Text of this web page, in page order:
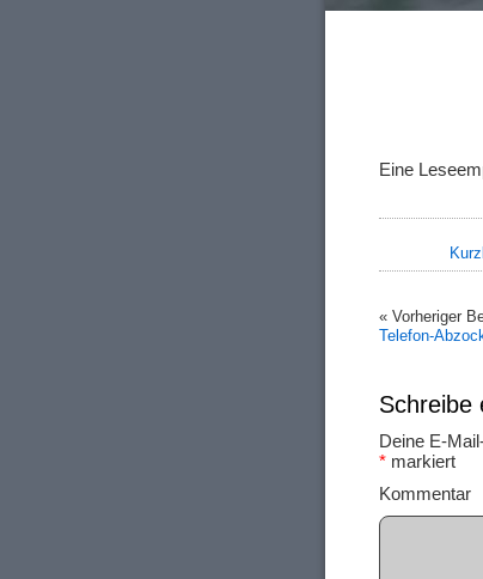
Eine
« Vorheriger
Telefon-
Schreibe
Deine E-
* markiert